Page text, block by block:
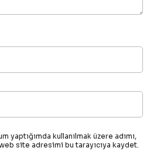
yaptığımda kullanılmak üzere adımı,
site adresimi bu tarayıcıya kaydet.